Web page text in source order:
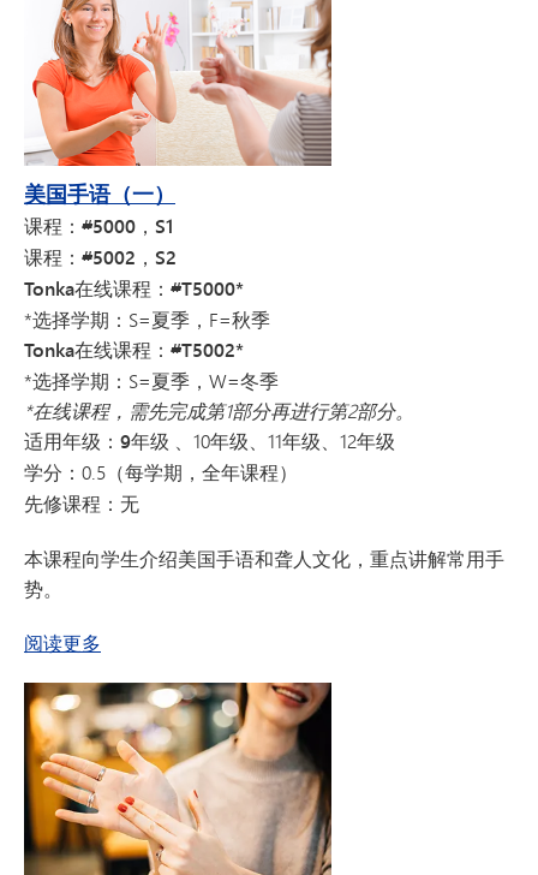
美国手语（一）
课程：#5000，S1
课程：#5002，S2
Tonka在线课程：#T5000*
*选择学期：S=夏季，F=秋季
Tonka在线课程：#T5002*
*选择学期：S=夏季，W=冬季
*在线课程，需先完成第1部分再进行第2部分。
适用年级：9年级 、10年级、11年级、12年级
学分： 0.5（每学期，全年课程）
先修课程： 无
本课程向学生介绍美国手语和聋人文化，重点讲解常用手
势。
阅读更多